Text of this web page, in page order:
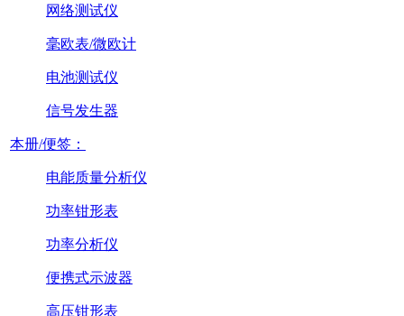
网络测试仪
毫欧表/微欧计
电池测试仪
信号发生器
本册/便签：
电能质量分析仪
功率钳形表
功率分析仪
便携式示波器
高压钳形表